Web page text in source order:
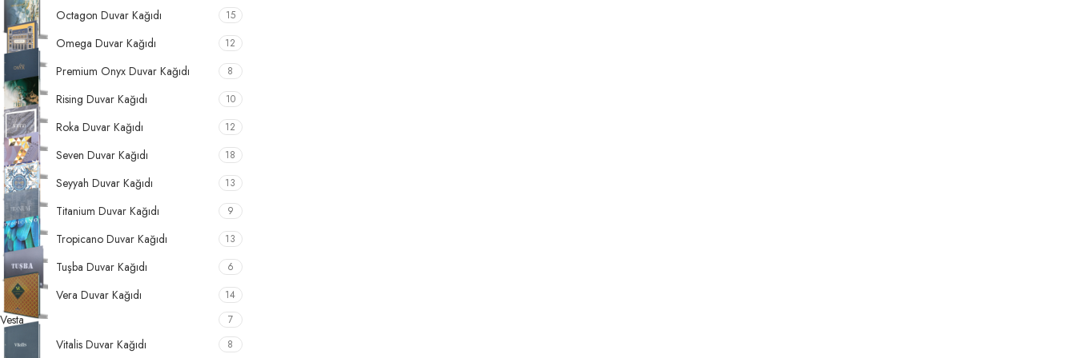
Octagon Duvar Kağıdı 15
Omega Duvar Kağıdı 12
Premium Onyx Duvar Kağıdı 8
Rising Duvar Kağıdı 10
Roka Duvar Kağıdı 12
Seven Duvar Kağıdı 18
Seyyah Duvar Kağıdı 13
Titanium Duvar Kağıdı 9
Tropicano Duvar Kağıdı 13
Tuşba Duvar Kağıdı 6
Vera Duvar Kağıdı 14
Vesta 7
Vitalis Duvar Kağıdı 8